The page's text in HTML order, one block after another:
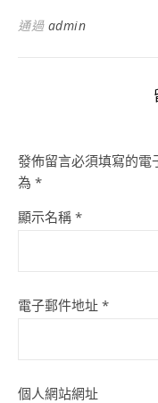
通過 admin
發佈留言必須填寫的電
為 *
顯示名稱 *
電子郵件地址 *
個人網站網址